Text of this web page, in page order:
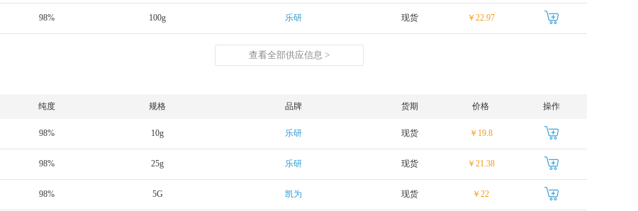
98% 100g 乐研 现货 ￥22.97
查看全部供应信息 >
纯度 规格 品牌 货期 价格 操作
98% 10g 乐研 现货 ￥19.8
98% 25g 乐研 现货 ￥21.38
98% 5G 凯为 现货 ￥22